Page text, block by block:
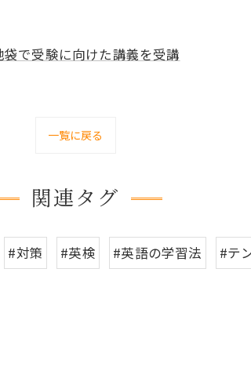
袋で受験に向けた講義を受講
一覧に戻る
関連タグ
#対策 #英検 #英語の学習法 #テ